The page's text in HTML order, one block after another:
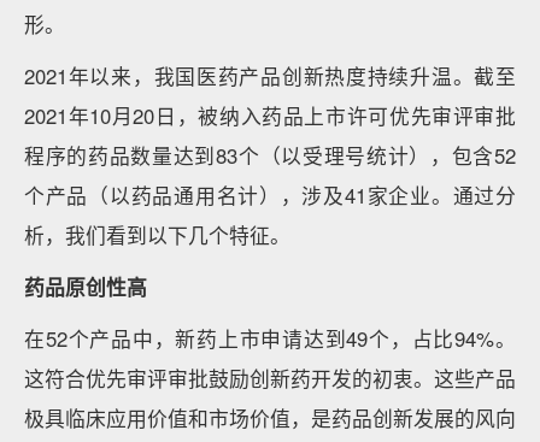
形。
2021年以来，我国医药产品创新热度持续升温。截至
2021年10月20日，被纳入药品上市许可优先审评审批
程序的药品数量达到83个（以受理号统计），包含52
个产品（以药品通用名计），涉及41家企业。通过分
析，我们看到以下几个特征。
药品原创性高
在52个产品中，新药上市申请达到49个，占比94%。
这符合优先审评审批鼓励创新药开发的初衷。这些产品
极具临床应用价值和市场价值，是药品创新发展的风向